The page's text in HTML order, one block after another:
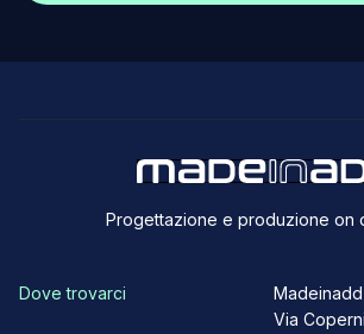
Progettazione e produzione on
Dove trovarci
Madeinadd
Via